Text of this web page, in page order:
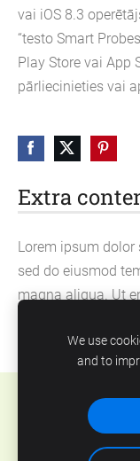
Extra
Lorem ipsum
sed do eiusmod
magna aliqua. Ut
commodo
vai iOS 8.3
“testo Smart
Play Store vai App
pārliecinieties vai
We use
and to